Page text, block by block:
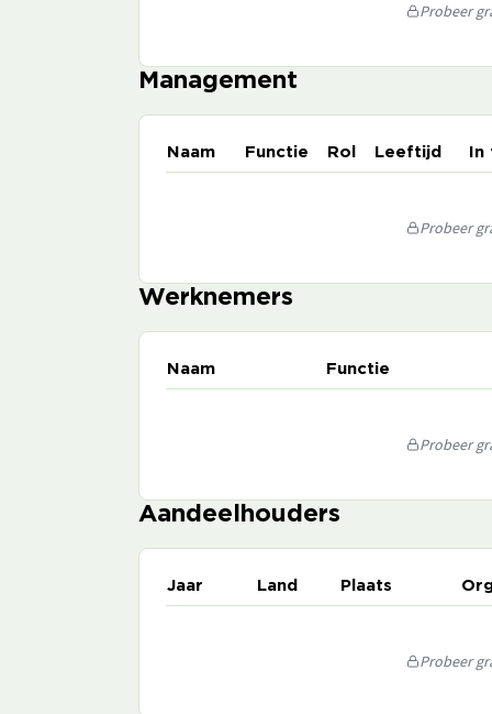
Probeer
Management
Naam Functie Rol Leeftijd
Probeer
Werknemers
Naam Functie
Probeer
Aandeelhouders
Jaar Land Plaats
Probeer